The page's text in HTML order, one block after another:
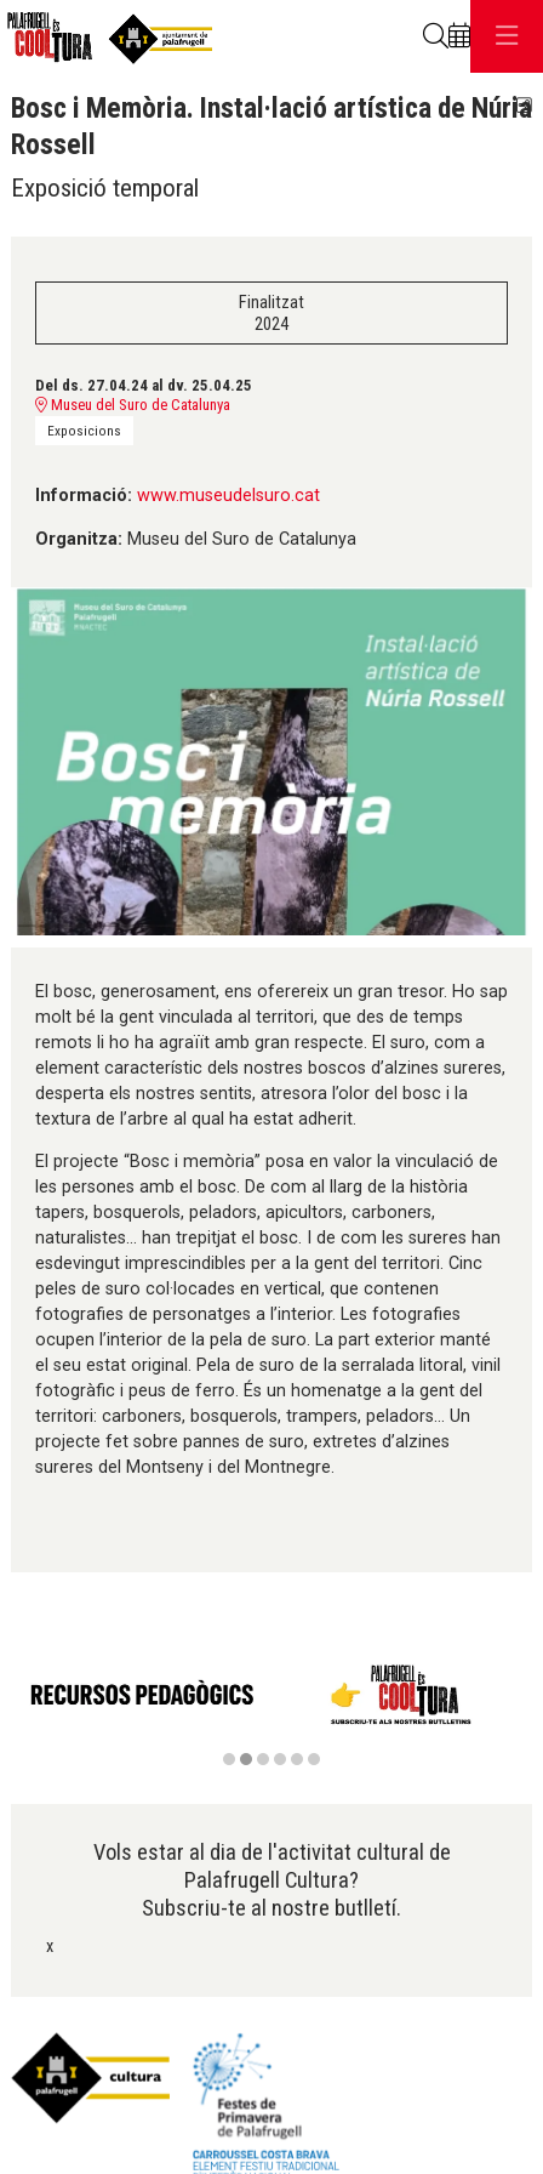
Bosc i Memòria. Instal·lació artística de Núria
Rossell
Exposició temporal
Finalitzat
2024
Del ds. 27.04.24 al dv. 25.04.25
Museu del Suro de Catalunya
Exposicions
Informació: www.museudelsuro.cat
Organitza: Museu del Suro de Catalunya
El bosc, generosament, ens oferereix un gran tresor. Ho sap
molt bé la gent vinculada al territori, que des de temps
remots li ho ha agraïït amb gran respecte. El suro, com a
element característic dels nostres boscos d’alzines sureres,
desperta els nostres sentits, atresora l’olor del bosc i la
textura de l’arbre al qual ha estat adherit.
El projecte “Bosc i memòria” posa en valor la vinculació de
les persones amb el bosc. De com al llarg de la història
tapers, bosquerols, peladors, apicultors, carboners,
naturalistes… han trepitjat el bosc. I de com les sureres han
esdevingut imprescindibles per a la gent del territori. Cinc
peles de suro col·locades en vertical, que contenen
fotografies de personatges a l’interior. Les fotografies
ocupen l’interior de la pela de suro. La part exterior manté
el seu estat original. Pela de suro de la serralada litoral, vinil
fotogràfic i peus de ferro. És un homenatge a la gent del
territori: carboners, bosquerols, trampers, peladors… Un
projecte fet sobre pannes de suro, extretes d’alzines
sureres del Montseny i del Montnegre.
Vols estar al dia de l'activitat cultural de
Palafrugell Cultura?
Subscriu-te al nostre butlletí.
x